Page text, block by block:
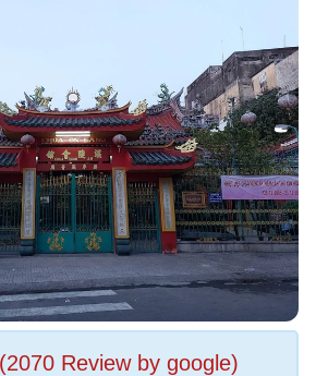
Review by google)